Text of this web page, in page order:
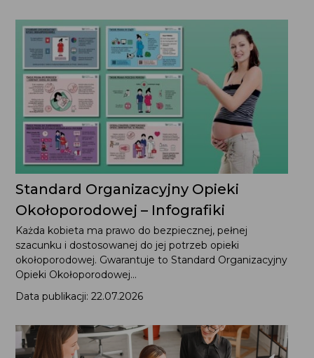
Standard Organizacyjny Opieki
Okołoporodowej – Infografiki
Każda kobieta ma prawo do bezpiecznej, pełnej
szacunku i dostosowanej do jej potrzeb opieki
okołoporodowej. Gwarantuje to Standard Organizacyjny
Opieki Okołoporodowej...
Data publikacji: 22.07.2026